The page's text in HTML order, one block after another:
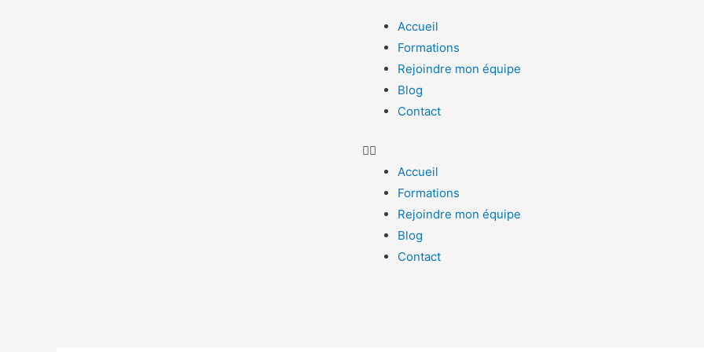
Accueil
Formations
Rejoindre mon équipe
Blog
Contact
Accueil
Formations
Rejoindre mon équipe
Blog
Contact